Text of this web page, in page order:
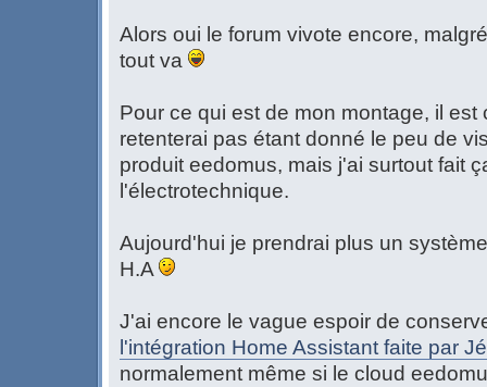
Alors oui le forum vivote encore,
tout va
Pour ce qui est de mon montage, il
retenterai pas étant donné le peu de
produit eedomus, mais j'ai surtout fait
l'électrotechnique.
Aujourd'hui je prendrai plus un
H.A
J'ai encore le vague espoir de
l'intégration Home Assistant faite par
normalement même si le cloud